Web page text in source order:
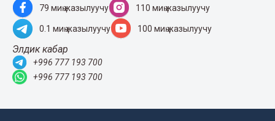
79 миң жазылуучу 110 миң жазылуучу
0.1 миң жазылуучу 100 миң жазылуучу
Элдик кабар
+996 777 193 700
+996 777 193 700